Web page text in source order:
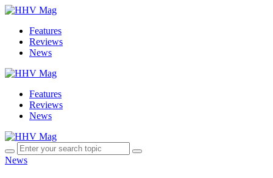
Features
Reviews
News
Features
Reviews
News
News